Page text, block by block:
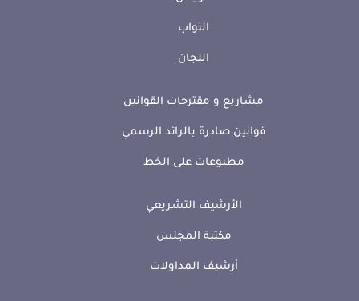
النواب
اللجان
مشاريع و مقترحات القوانين
قوانين صادرة بالرائد الرسمي
مطبوعات على الخط
الأرشيف التشريعي
مكتبة المجلس
أرشيف المداولات